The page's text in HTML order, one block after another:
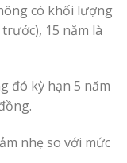
có khối lượng
15 năm là
đó kỳ hạn 5 năm
nhẹ so với mức